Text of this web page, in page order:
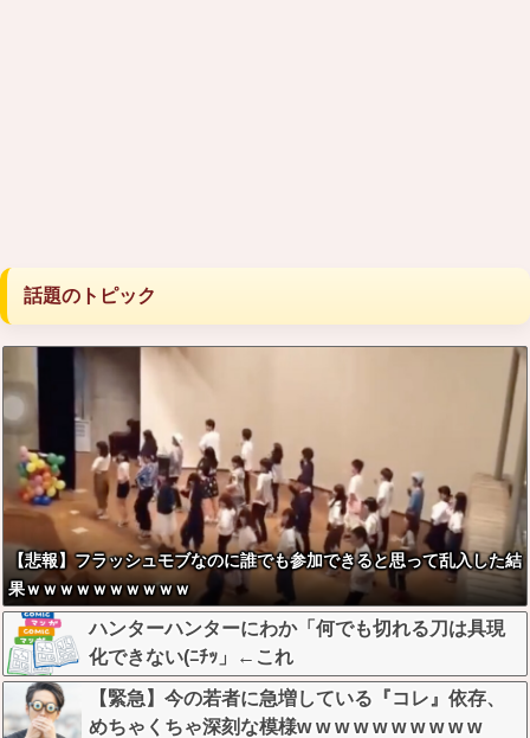
話題のトピック
【悲報】フラッシュモブなのに誰でも参加できると思って乱入した結
果ｗｗｗｗｗｗｗｗｗｗ
ハンターハンターにわか「何でも切れる刀は具現
化できない(ﾆﾁｯ」←これ
【緊急】今の若者に急増している『コレ』依存、
めちゃくちゃ深刻な模様w w w w w w w w w w